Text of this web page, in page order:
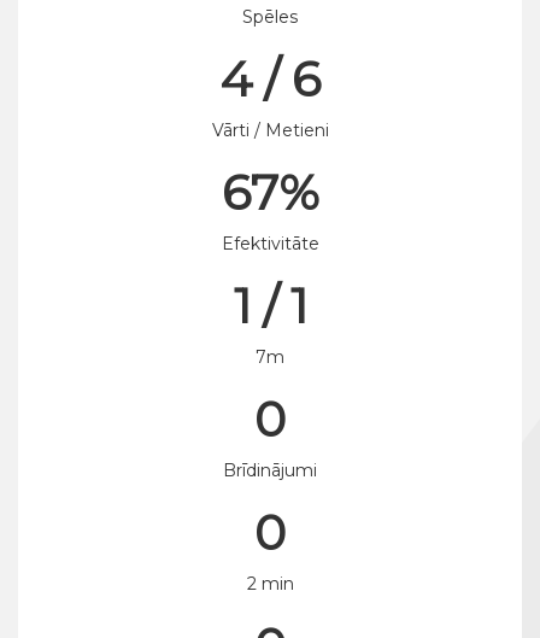
Spēles
4 / 6
Vārti / Metieni
67%
Efektivitāte
1 / 1
7m
0
Brīdinājumi
0
2 min